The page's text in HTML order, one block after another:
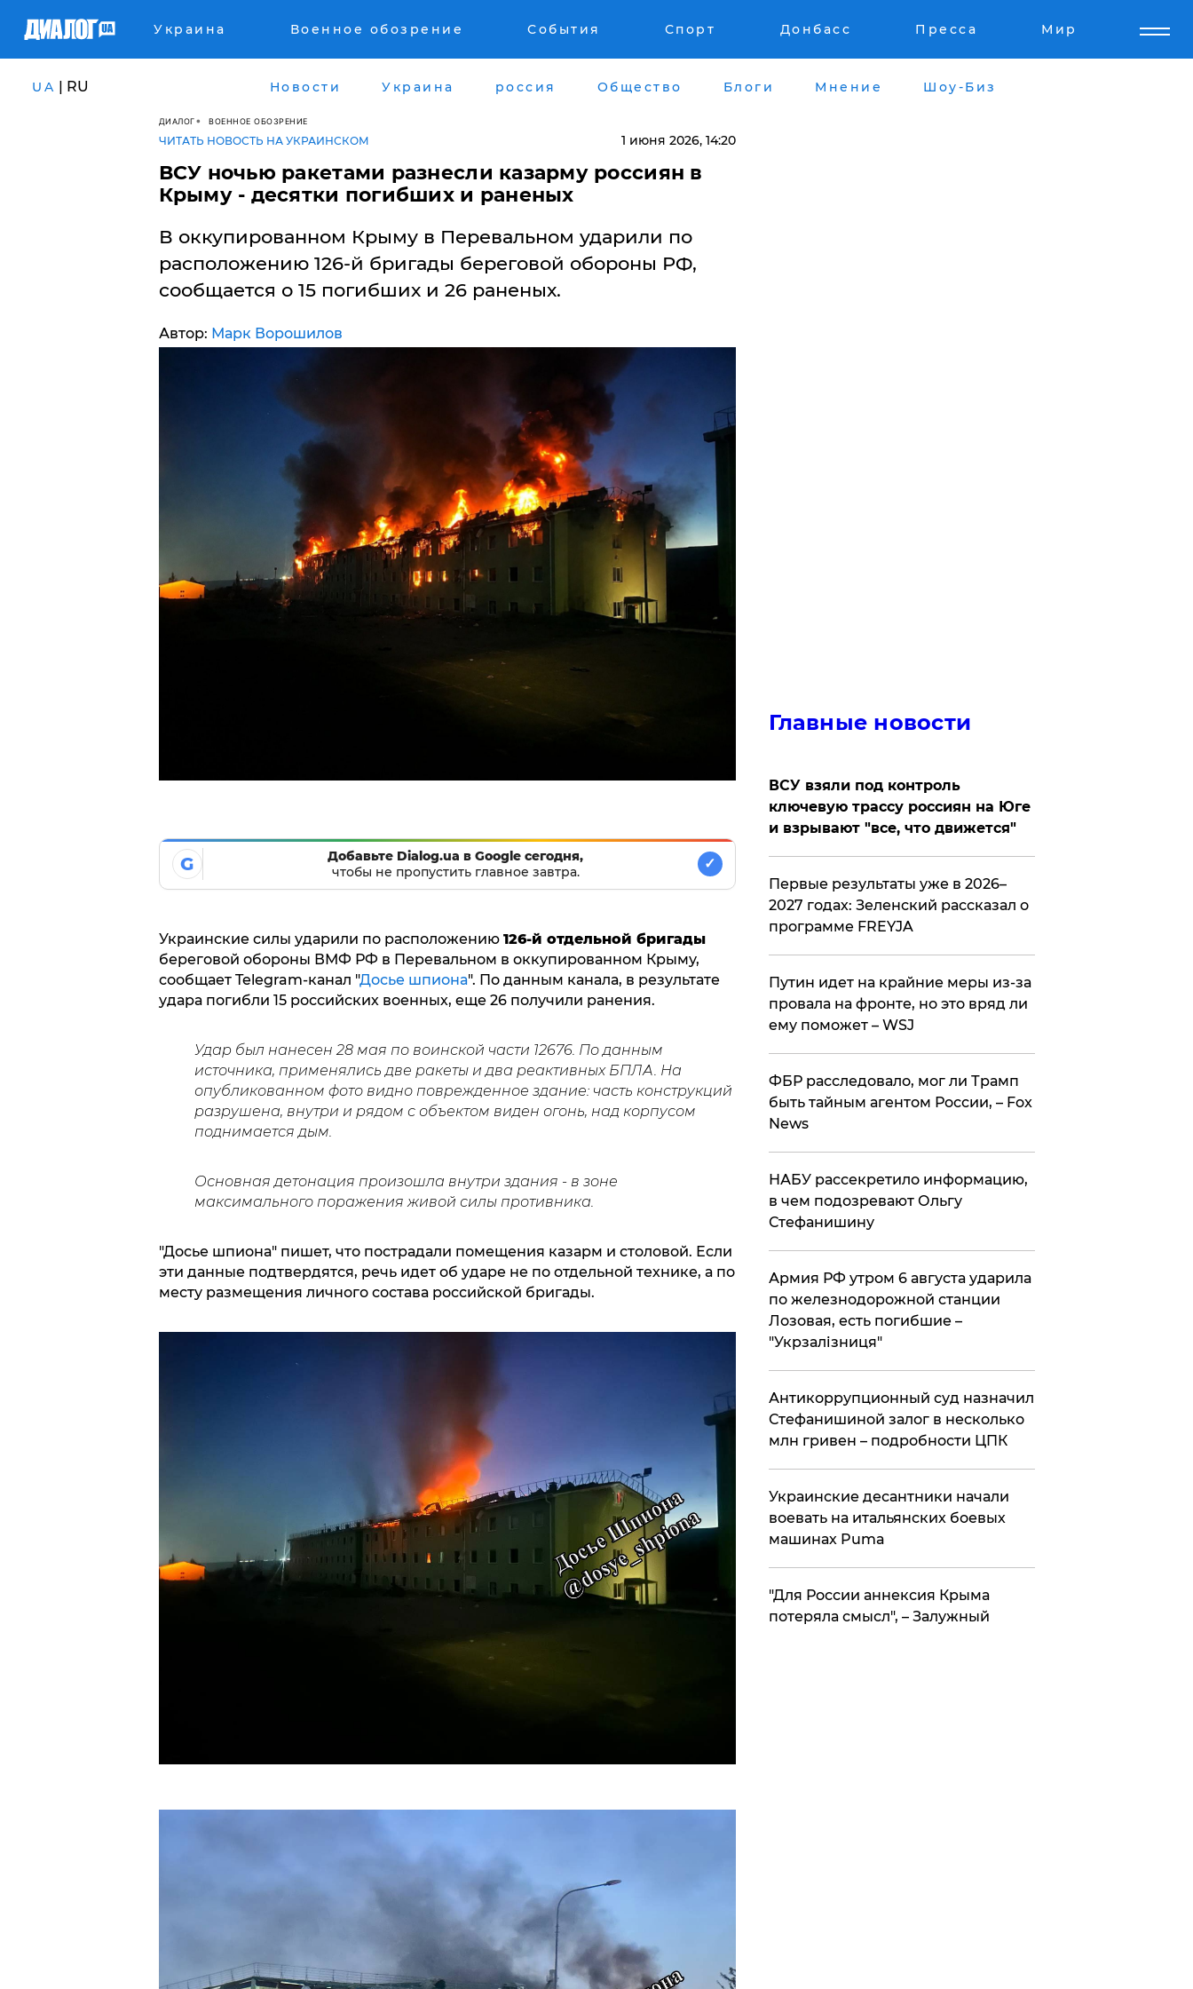
Украина Военное обозрение События Спорт Донбасс Пресса Мир
UA | RU Новости Украина россия Общество Блоги Мнение Шоу-Биз
ДИАЛОГ ВОЕННОЕ ОБОЗРЕНИЕ
ЧИТАТЬ НОВОСТЬ НА УКРАИНСКОМ 1 июня 2026, 14:20
ВСУ ночью ракетами разнесли казарму россиян в
Крыму - десятки погибших и раненых
В оккупированном Крыму в Перевальном ударили по
расположению 126-й бригады береговой обороны РФ,
сообщается о 15 погибших и 26 раненых.
Автор: Марк Ворошилов
G
Добавьте Dialog.ua в Google сегодня,
чтобы не пропустить главное завтра.
✓
Украинские силы ударили по расположению 126-й отдельной бригады
береговой обороны ВМФ РФ в Перевальном в оккупированном Крыму,
сообщает Telegram-канал "Досье шпиона". По данным канала, в результате
удара погибли 15 российских военных, еще 26 получили ранения.
Удар был нанесен 28 мая по воинской части 12676. По данным
источника, применялись две ракеты и два реактивных БПЛА. На
опубликованном фото видно поврежденное здание: часть конструкций
разрушена, внутри и рядом с объектом виден огонь, над корпусом
поднимается дым.
Основная детонация произошла внутри здания - в зоне
максимального поражения живой силы противника.
"Досье шпиона" пишет, что пострадали помещения казарм и столовой. Если
эти данные подтвердятся, речь идет об ударе не по отдельной технике, а по
месту размещения личного состава российской бригады.
Главные новости
ВСУ взяли под контроль
ключевую трассу россиян на Юге
и взрывают "все, что движется"
Первые результаты уже в 2026–
2027 годах: Зеленский рассказал о
программе FREYJA
Путин идет на крайние меры из-за
провала на фронте, но это вряд ли
ему поможет – WSJ
ФБР расследовало, мог ли Трамп
быть тайным агентом России, – Fox
News
НАБУ рассекретило информацию,
в чем подозревают Ольгу
Стефанишину
Армия РФ утром 6 августа ударила
по железнодорожной станции
Лозовая, есть погибшие –
"Укрзалізниця"
Антикоррупционный суд назначил
Стефанишиной залог в несколько
млн гривен – подробности ЦПК
Украинские десантники начали
воевать на итальянских боевых
машинах Puma
"Для России аннексия Крыма
потеряла смысл", – Залужный